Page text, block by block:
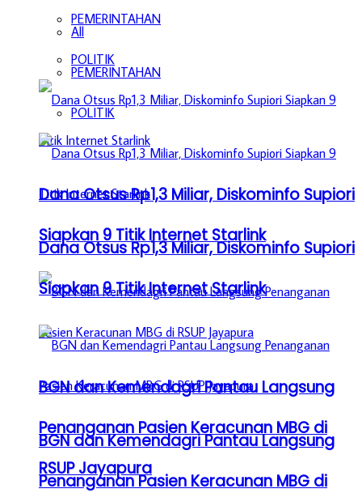
PEMERINTAHAN
POLITIK
Dana Otsus Rp1,3 Miliar, Diskominfo Supiori
Siapkan 9 Titik Internet Starlink
BGN dan Kemendagri Pantau Langsung
Penanganan Pasien Keracunan MBG di
RSUP Jayapura
All
PEMERINTAHAN
POLITIK
Dana Otsus Rp1,3 Miliar, Diskominfo Supiori
Siapkan 9 Titik Internet Starlink
BGN dan Kemendagri Pantau Langsung
Penanganan Pasien Keracunan MBG di